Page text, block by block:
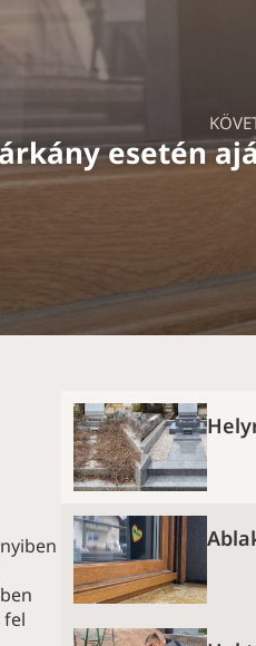
esetén
fel
Gravírozás
vagy elhalványult
Síremlékek felújítás